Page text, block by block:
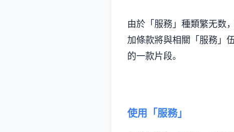
由於「服務」種類繁无数
加條款將與相關「服務」
的一款片段。
使用「服務」